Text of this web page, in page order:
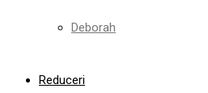
Deborah
Reduceri